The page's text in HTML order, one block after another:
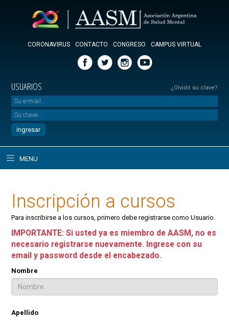
CORONAVIRUS CONTACTO CONGRESO CAMPUS VIRTUAL
USUARIOS ¿Olvidó su clave?
MENU
Inscripción a cursos
Para inscribirse a los cursos, primero debe registrarse como Usuario.
IMPORTANTE: Si usted ya es miembro de AASM, no es
necesario registrarse nuevamente. Ingrese con su
email y password desde el encabezado.
Nombre
Apellido